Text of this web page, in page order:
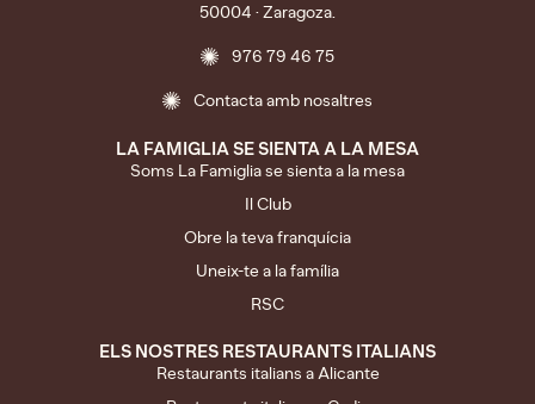
50004 · Zaragoza.
976 79 46 75
Contacta amb nosaltres
LA FAMIGLIA SE SIENTA A LA MESA
Soms La Famiglia se sienta a la mesa
Il Club
Obre la teva franquícia
Uneix-te a la família
RSC
ELS NOSTRES RESTAURANTS ITALIANS
Restaurants italians a Alicante